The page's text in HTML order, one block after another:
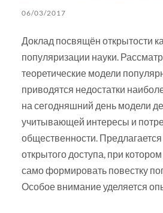
06/03/2017
Доклад посвящён открытости
популяризации науки.
теоретические модели
приводятся недостатки
на сегодняшний день модели
учитывающей интересы и
общественности.
открытого доступа, при
само формировать повестку
Особое внимание уделяется